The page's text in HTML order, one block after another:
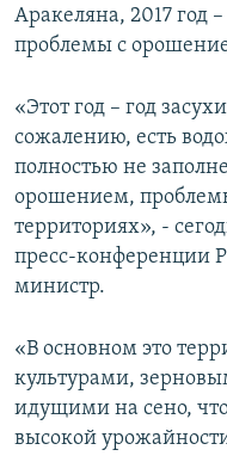
Аракеляна, 2017 год
проблемы с
«Этот год – год
сожалению, есть
полностью не
орошением,
территориях», -
пресс-конференции
министр.
«В основном это
культурами,
идущими на сено,
высокой